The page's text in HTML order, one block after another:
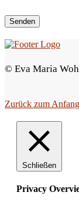
s
e
l
l
© Eva Maria
Zurück zum Anfang
Schließen
Privacy